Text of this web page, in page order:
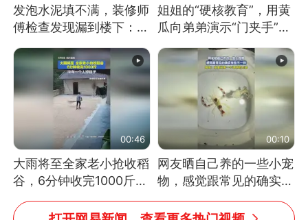
发泡水泥填不满，装修师
傅检查发现漏到楼下：出
风口未延伸到外墙
姐姐的“硬核教育”，用黄
瓜向弟弟演示“门夹手”，
网友：果然言传不如身
教！
00:46
大雨将至全家老小抢收稻
谷，6分钟收完1000斤，
没有一个人掉链子
00:10
网友晒自己养的一些小宠
物，感觉跟常见的确实有
些不一样